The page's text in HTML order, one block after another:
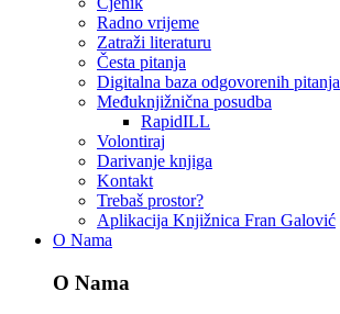
Radno vrijeme
Zatraži literaturu
Česta pitanja
Digitalna baza odgovorenih pitanja
Međuknjižnična posudba
RapidILL
Volontiraj
Darivanje knjiga
Kontakt
Trebaš prostor?
Aplikacija Knjižnica Fran Galović
O Nama
O Nama